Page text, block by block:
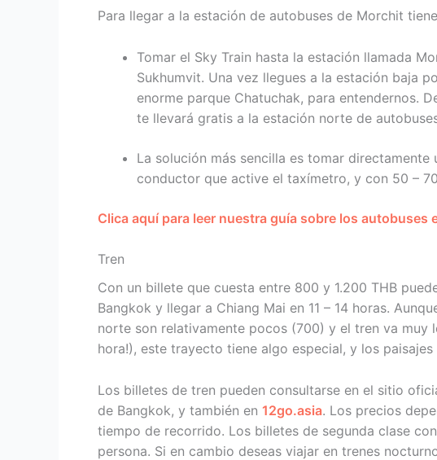
Para llegar a la estación de autobuses de Morchit
Tomar el Sky Train hasta la estación llamada
Sukhumvit. Una vez llegues a la estación baja
enorme parque Chatuchak, para entendernos.
te llevará gratis a la estación norte de
La solución más sencilla es tomar directamente
conductor que active el taxímetro, y con 50 –
Clica aquí para leer nuestra guía sobre los autobuses
Tren
Con un billete que cuesta entre 800 y 1.200 THB
Bangkok y llegar a Chiang Mai en 11 – 14 horas.
norte son relativamente pocos (700) y el tren va muy
hora!), este trayecto tiene algo especial, y los
Los billetes de tren pueden consultarse en el sitio
de Bangkok, y también en 12go.asia. Los precios
tiempo de recorrido. Los billetes de segunda clase
persona. Si en cambio deseas viajar en trenes